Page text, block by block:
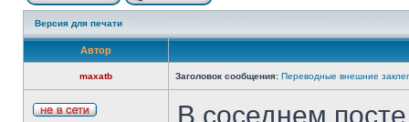
Версия для печати
Автор
maxatb Заголовок сообщения: Переводные внешние
В соседнем